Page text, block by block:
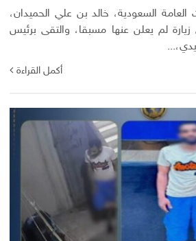
السعودية، خالد بن علي الحميدان،
لم يعلن عنها مسبقا، والتقى برئيس
أكمل القراءة